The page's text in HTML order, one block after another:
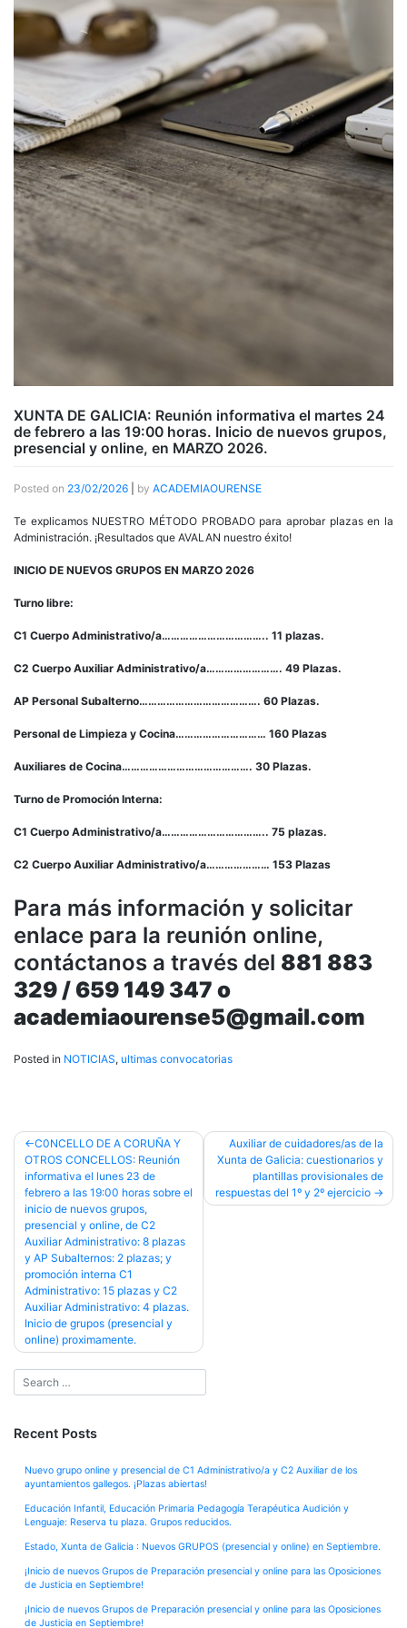
XUNTA DE GALICIA: Reunión informativa el martes 24
de febrero a las 19:00 horas. Inicio de nuevos grupos,
presencial y online, en MARZO 2026.
Posted on 23/02/2026 by ACADEMIAOURENSE
Te explicamos NUESTRO MÉTODO PROBADO para aprobar plazas en la
Administración. ¡Resultados que AVALAN nuestro éxito!
INICIO DE NUEVOS GRUPOS EN MARZO 2026
Turno libre:
C1 Cuerpo Administrativo/a…………………………….. 11 plazas.
C2 Cuerpo Auxiliar Administrativo/a……………………. 49 Plazas.
AP Personal Subalterno…………………………………. 60 Plazas.
Personal de Limpieza y Cocina………………………… 160 Plazas
Auxiliares de Cocina……………………………………. 30 Plazas.
Turno de Promoción Interna:
C1 Cuerpo Administrativo/a…………………………….. 75 plazas.
C2 Cuerpo Auxiliar Administrativo/a………………… 153 Plazas
Para más información y solicitar
enlace para la reunión online,
contáctanos a través del 881 883
329 / 659 149 347 o
academiaourense5@gmail.com
Posted in NOTICIAS, ultimas convocatorias
Post
navigation
C0NCELLO DE A CORUÑA Y
OTROS CONCELLOS: Reunión
informativa el lunes 23 de
febrero a las 19:00 horas sobre el
inicio de nuevos grupos,
presencial y online, de C2
Auxiliar Administrativo: 8 plazas
y AP Subalternos: 2 plazas; y
promoción interna C1
Administrativo: 15 plazas y C2
Auxiliar Administrativo: 4 plazas.
Inicio de grupos (presencial y
online) proximamente.
Auxiliar de cuidadores/as de la
Xunta de Galicia: cuestionarios y
plantillas provisionales de
respuestas del 1º y 2º ejercicio
Recent Posts
Nuevo grupo online y presencial de C1 Administrativo/a y C2 Auxiliar de los
ayuntamientos gallegos. ¡Plazas abiertas!
Educación Infantil, Educación Primaria Pedagogía Terapéutica Audición y
Lenguaje: Reserva tu plaza. Grupos reducidos.
Estado, Xunta de Galicia : Nuevos GRUPOS (presencial y online) en Septiembre.
¡Inicio de nuevos Grupos de Preparación presencial y online para las Oposiciones
de Justicia en Septiembre!
¡Inicio de nuevos Grupos de Preparación presencial y online para las Oposiciones
de Justicia en Septiembre!